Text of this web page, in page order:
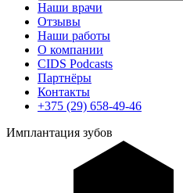
Наши врачи
Отзывы
Наши работы
О компании
CIDS Podcasts
Партнёры
Контакты
+375 (29) 658-49-46
Имплантация зубов